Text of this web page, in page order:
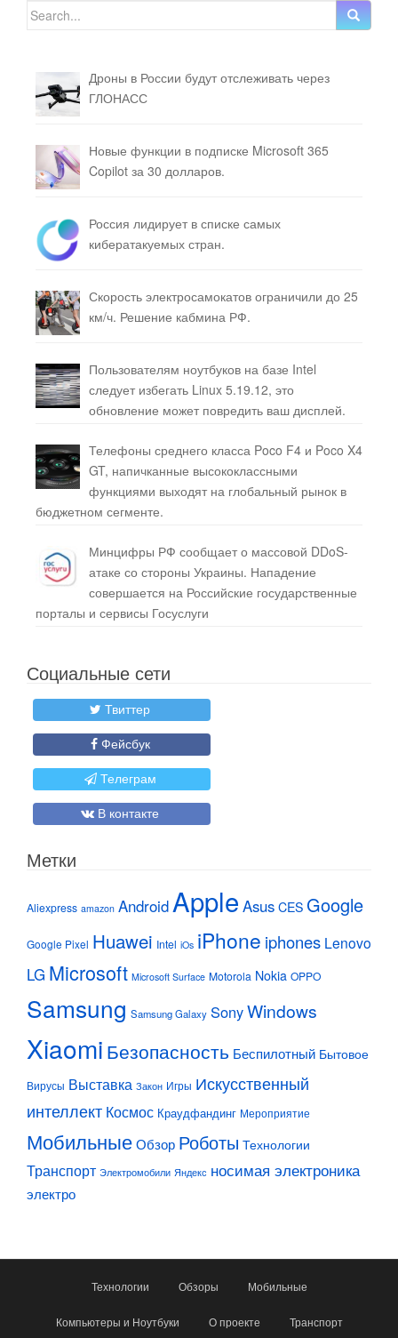
Search for:
Дроны в России будут отслеживать через
ГЛОНАСС
Новые функции в подписке Microsoft 365
Copilot за 30 долларов.
Россия лидирует в списке самых
кибератакуемых стран.
Скорость электросамокатов ограничили до 25
км/ч. Решение кабмина РФ.
Пользователям ноутбуков на базе Intel
следует избегать Linux 5.19.12, это
обновление может повредить ваш дисплей.
Телефоны среднего класса Poco F4 и Poco X4
GT, напичканные высококлассными
функциями выходят на глобальный рынок в
бюджетном сегменте.
Минцифры РФ сообщает о массовой DDoS-
атаке со стороны Украины. Нападение
совершается на Российские государственные
порталы и сервисы Госуслуги
Социальные сети
Твиттер
Фейсбук
Телеграм
В контакте
Метки
Aliexpress amazon Android Apple Asus CES Google
Google Pixel Huawei Intel iOs iPhone iphones Lenovo
LG Microsoft Microsoft Surface Motorola Nokia OPPO
Samsung Samsung Galaxy SonyWindows
Xiaomi Безопасность Беспилотный Бытовое
Вирусы Выставка Закон Игры Искусственный
интеллект Космос Краудфандинг Мероприятие
МобильныеОбзор Роботы Технологии
Транспорт Электромобили Яндекс носимая электроника
электро
Технологии Обзоры Мобильные
Компьютеры и Ноутбуки О проекте Транспорт